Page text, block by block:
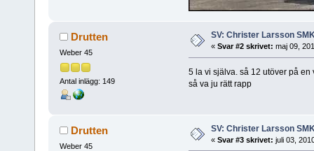
Drutten
Weber 45
Antal inlägg: 149
SV: Christer Larsson
« Svar #2 skrivet: maj 09,
5 la vi själva. så 12 utöver på en
så va ju rätt rapp
Drutten
Weber 45
SV: Christer Larsson
« Svar #3 skrivet: juli 03,